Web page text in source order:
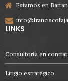
Estamos en
LINKS
Consultoría en
Litigio estratégico